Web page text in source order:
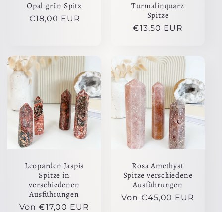
Opal grün Spitz
Normaler
€18,00 EUR
Turmalinquarz
Spitze
Normaler
€13,50 EUR
Leoparden Jaspis
Spitze in
verschiedenen
Ausführungen
Normaler
Von €17,00 EUR
Rosa Amethyst
Spitze verschiedene
Ausführungen
Normaler
Von €45,00 EUR